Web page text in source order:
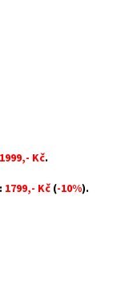
1999,- Kč.
1799,- Kč (-10%).